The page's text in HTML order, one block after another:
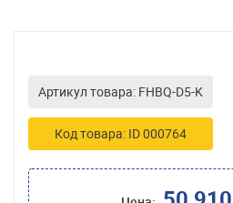
Артикул товара: FHBQ-D5-K
Код товара: ID 000764